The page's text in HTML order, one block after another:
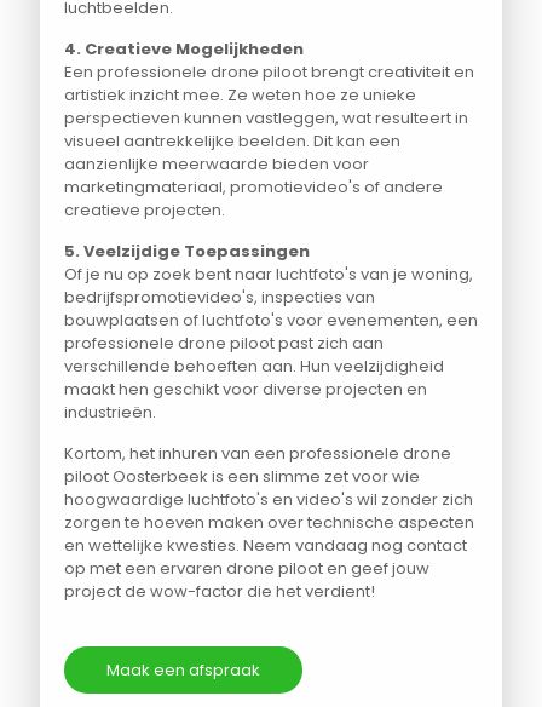
luchtbeelden.
4. Creatieve Mogelijkheden
Een professionele drone piloot brengt creativiteit en
artistiek inzicht mee. Ze weten hoe ze unieke
perspectieven kunnen vastleggen, wat resulteert in
visueel aantrekkelijke beelden. Dit kan een
aanzienlijke meerwaarde bieden voor
marketingmateriaal, promotievideo's of andere
creatieve projecten.
5. Veelzijdige Toepassingen
Of je nu op zoek bent naar luchtfoto's van je woning,
bedrijfspromotievideo's, inspecties van
bouwplaatsen of luchtfoto's voor evenementen, een
professionele drone piloot past zich aan
verschillende behoeften aan. Hun veelzijdigheid
maakt hen geschikt voor diverse projecten en
industrieën.
Kortom, het inhuren van een professionele drone
piloot Oosterbeek is een slimme zet voor wie
hoogwaardige luchtfoto's en video's wil zonder zich
zorgen te hoeven maken over technische aspecten
en wettelijke kwesties. Neem vandaag nog contact
op met een ervaren drone piloot en geef jouw
project de wow-factor die het verdient!
Maak een afspraak